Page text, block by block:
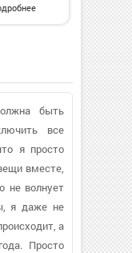
быть
все
я просто
вместе,
не волнует
я даже не
а
Просто